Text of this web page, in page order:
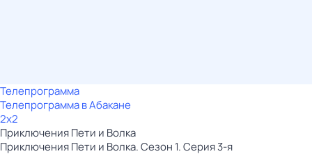
Телепрограмма
Телепрограмма в Абакане
2x2
Приключения Пети и Волка
Приключения Пети и Волка. Сезон 1. Серия 3-я